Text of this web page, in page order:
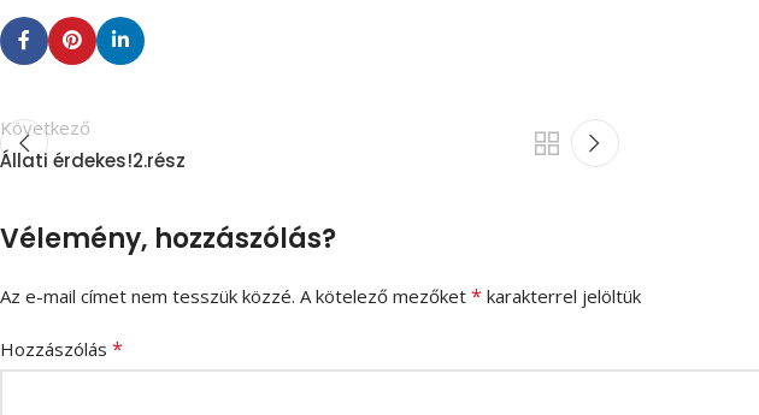
Következő
Állati érdekes!2.rész
Vélemény, hozzászólás?
Az e-mail címet nem tesszük közzé. A kötelező mezőket * karakterrel jelöltük
Hozzászólás *